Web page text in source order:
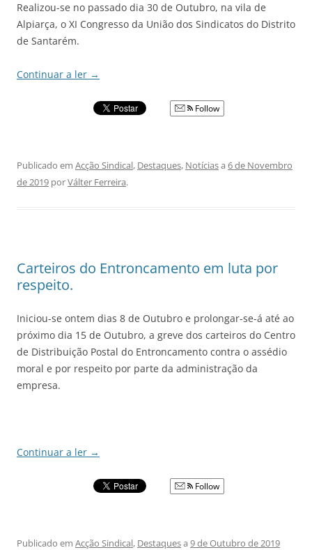
Realizou-se no passado dia 30 de Outubro, na vila de
Alpiarça, o XI Congresso da União dos Sindicatos do Distrito
de Santarém.
Continuar a ler →
Follow
Publicado em Acção Sindical, Destaques, Notíciasa 6 de Novembro
de 2019 porVálter Ferreira.
Carteiros do Entroncamento em luta por
respeito.
Iniciou-se ontem dias 8 de Outubro e prolongar-se-á até ao
próximo dia 15 de Outubro, a greve dos carteiros do Centro
de Distribuição Postal do Entroncamento contra o assédio
moral e por respeito por parte da administração da
empresa.
Continuar a ler →
Follow
Publicado em Acção Sindical, Destaquesa 9 de Outubro de 2019